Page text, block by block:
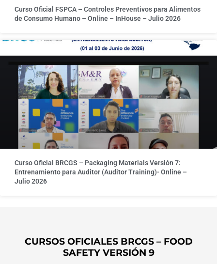
Curso Oficial FSPCA – Controles Preventivos para Alimentos
de Consumo Humano – Online – InHouse – Julio 2026
Curso Oficial BRCGS – Packaging Materials Versión 7:
Entrenamiento para Auditor (Auditor Training)- Online –
Julio 2026
CURSOS OFICIALES BRCGS – FOOD
SAFETY VERSIÓN 9